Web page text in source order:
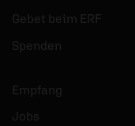
Gebet beim ERF
Spenden
Empfang
Jobs